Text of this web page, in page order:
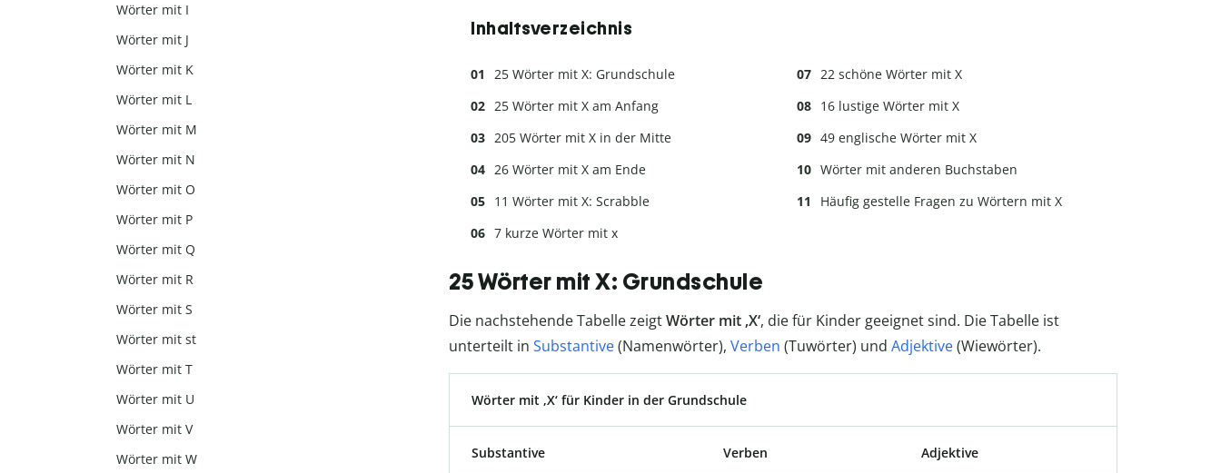
Inhaltsverzeichnis
25 Wörter mit X: Grundschule
25 Wörter mit X am Anfang
205 Wörter mit X in der Mitte
26 Wörter mit X am Ende
11 Wörter mit X: Scrabble
7 kurze Wörter mit x
22 schöne Wörter mit X
16 lustige Wörter mit X
49 englische Wörter mit X
Wörter mit anderen Buchstaben
Häufig gestelle Fragen zu Wörtern mit X
25 Wörter mit X: Grundschule
Die nachstehende Tabelle zeigtWörter mit ‚X‘, die für Kinder geeignet sind. Die Tabelle ist
unterteilt in Substantive(Namenwörter), Verben (Tuwörter) und Adjektive(Wiewörter).
Wörter mit ‚X‘ für Kinder in der Grundschule
Substantive Verben Adjektive
Wörter mit I
Wörter mit J
Wörter mit K
Wörter mit L
Wörter mit M
Wörter mit N
Wörter mit O
Wörter mit P
Wörter mit Q
Wörter mit R
Wörter mit S
Wörter mit st
Wörter mit T
Wörter mit U
Wörter mit V
Wörter mit W